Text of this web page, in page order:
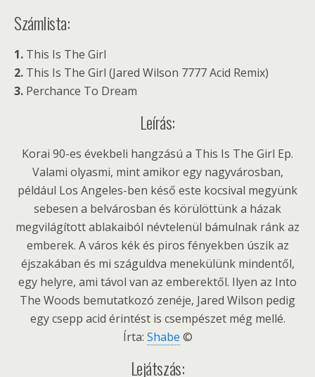
Számlista:
1. This Is The Girl
2. This Is The Girl (Jared Wilson 7777 Acid Remix)
3. Perchance To Dream
Leírás:
Korai 90-es évekbeli hangzású a This Is The Girl Ep.
Valami olyasmi, mint amikor egy nagyvárosban,
például Los Angeles-ben késő este kocsival megyünk
sebesen a belvárosban és körülöttünk a házak
megvilágított ablakaiból névtelenül bámulnak ránk az
emberek. A város kék és piros fényekben úszik az
éjszakában és mi száguldva menekülünk mindentől,
egy helyre, ami távol van az emberektől. Ilyen az Into
The Woods bemutatkozó zenéje, Jared Wilson pedig
egy csepp acid érintést is csempészet még mellé.
Írta: Shabe ©
Lejátszás: